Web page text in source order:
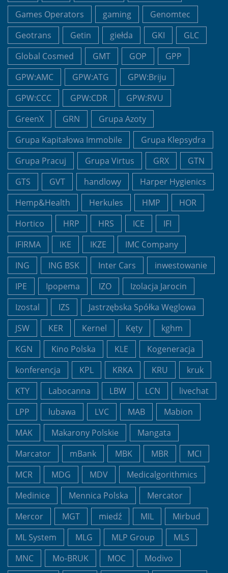
Games Operators gaming
Genomtec
Geotrans
Getin giełda GKI
GLC
Global Cosmed
GMT GOP
GPP
GPW:AMC
GPW:ATG
GPW:Briju
GPW:CCC
GPW:CDR
GPW:RVU
GreenX
GRN
Grupa Azoty
Grupa Kapitałowa Immobile
Grupa Klepsydra
Grupa Pracuj
Grupa Virtus GRX
GTN
GTS
GVT handlowy
Harper Hygienics
Hemp&Health
Herkules HMP
HOR
Hortico
HRP HRS ICE
IFI
IFIRMA
IKE IKZE
IMC Company
ING
ING BSK Inter Cars
inwestowanie
IPE
Ipopema IZO
Izolacja Jarocin
Izostal
IZS
Jastrzębska Spółka Węglowa
JSW
KER Kernel Kęty
kghm
KGN
Kino Polska KLE
Kogeneracja
konferencja
KPL KRKA KRU
kruk
KTY
Labocanna LBW LCN
livechat
LPP
lubawa LVC MAB
Mabion
MAK
Makarony Polskie
Mangata
Marcator
mBank MBK MBR
MCI
MCR
MDG MDV
Medicalgorithmics
Medinice
Mennica Polska
Mercator
Mercor
MGT miedź MIL
Mirbud
ML System
MLG MLP Group
MLS
MNC
Mo-BRUK MOC
Modivo